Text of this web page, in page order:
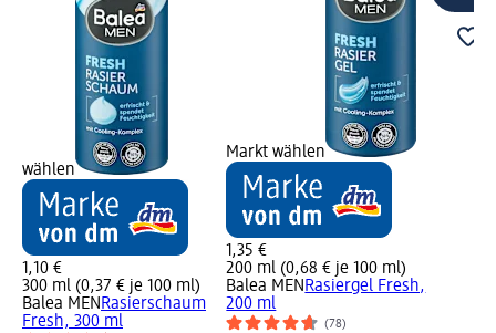
wählen
1,10 €
300 ml (0,37 € je 100 ml)
Balea MEN Rasierschaum
Fresh, 300 ml
Markt wählen
1,35 €
200 ml (0,68 € je 100 ml)
Balea MEN Rasiergel Fresh,
200 ml
(78)